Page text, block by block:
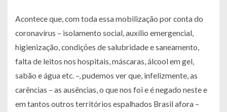
Acontece que, com toda essa mobilização por conta do
coronavírus – isolamento social, auxílio emergencial,
higienização, condições de salubridade e saneamento,
falta de leitos nos hospitais, máscaras, álcool em gel,
sabão e água etc. –, pudemos ver que, infelizmente, as
carências – as ausências, o que nos foi e é negado neste e
em tantos outros territórios espalhados Brasil afora –